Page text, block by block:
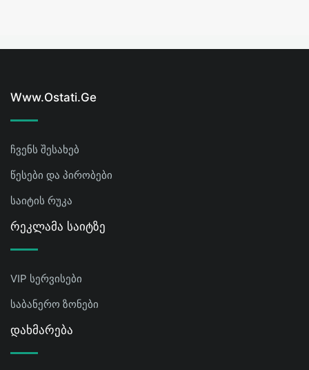
Www.ostati.ge
ჩვენს შესახებ
წესები და პირობები
საიტის რუკა
Რეკლამა Საიტზე
VIP სერვისები
საბანერო ზონები
Დახმარება